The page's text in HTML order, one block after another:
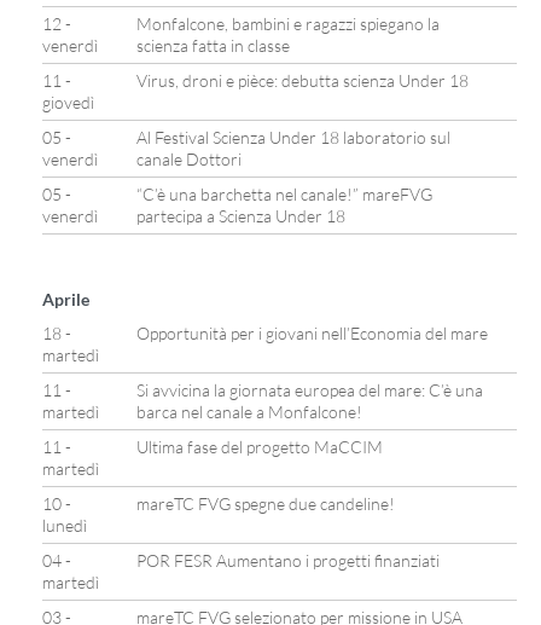
12 -
venerdì
Monfalcone, bambini e ragazzi spiegano la
scienza fatta in classe
11 -
giovedì
Virus, droni e pièce: debutta scienza Under 18
05 -
venerdì
Al Festival Scienza Under 18 laboratorio sul
canale Dottori
05 -
venerdì
“C’è una barchetta nel canale!” mareFVG
partecipa a Scienza Under 18
Aprile
18 -
martedì
Opportunità per i giovani nell’Economia del mare
11 -
martedì
Si avvicina la giornata europea del mare: C’è una
barca nel canale a Monfalcone!
11 -
martedì
Ultima fase del progetto MaCCIM
10 -
lunedì
mareTC FVG spegne due candeline!
04 -
martedì
POR FESR Aumentano i progetti finanziati
03 -
mareTC FVG selezionato per missione in USA